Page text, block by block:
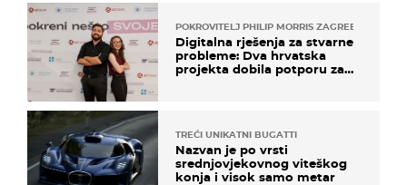
POKROVITELJ PHILIP MORRIS ZAGREB
Digitalna rješenja za stvarne
probleme: Dva hrvatska
projekta dobila potporu za
TREĆI UNIKATNI BUGATTI
Nazvan je po vrsti
srednjovjekovnog viteškog
konja i visok samo metar